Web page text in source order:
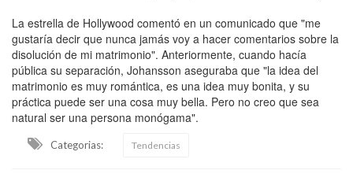
La estrella de Hollywood comentó en un comunicado que "me
gustaría decir que nunca jamás voy a hacer comentarios sobre la
disolución de mi matrimonio". Anteriormente, cuando hacía
pública su separación, Johansson aseguraba que "la idea del
matrimonio es muy romántica, es una idea muy bonita, y su
práctica puede ser una cosa muy bella. Pero no creo que sea
natural ser una persona monógama".
Categorias: Tendencias